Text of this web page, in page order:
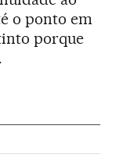
o ponto em
porque